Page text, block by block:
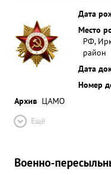
Дата
Место
РФ,
район
Дата
Номер
Архив ЦАМО
Ещё
Военно-